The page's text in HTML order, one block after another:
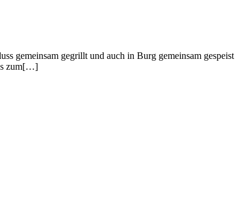
gemeinsam gegrillt und auch in Burg gemeinsam gespeist
zum[…]